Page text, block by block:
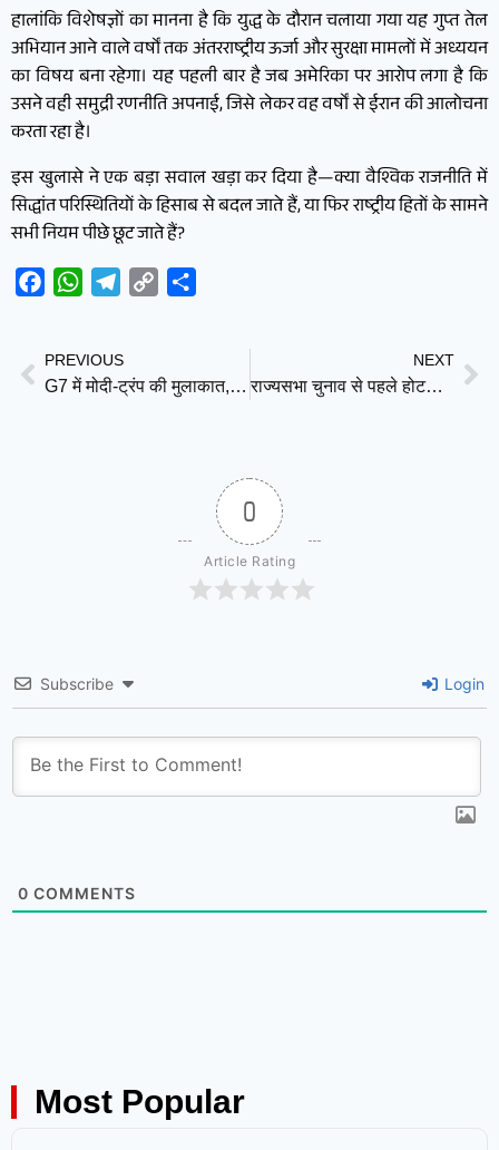
हालांकि विशेषज्ञों का मानना है कि युद्ध के दौरान चलाया गया यह गुप्त तेल
अभियान आने वाले वर्षों तक अंतरराष्ट्रीय ऊर्जा और सुरक्षा मामलों में अध्ययन
का विषय बना रहेगा। यह पहली बार है जब अमेरिका पर आरोप लगा है कि
उसने वही समुद्री रणनीति अपनाई, जिसे लेकर वह वर्षों से ईरान की आलोचना
करता रहा है।
इस खुलासे ने एक बड़ा सवाल खड़ा कर दिया है—क्या वैश्विक राजनीति में
सिद्धांत परिस्थितियों के हिसाब से बदल जाते हैं, या फिर राष्ट्रीय हितों के सामने
सभी नियम पीछे छूट जाते हैं?
FacebookWhatsAppTelegram
Copy
PREVIOUS
G7 में मोदी-ट्रंप की मुलाकात, डेढ़ साल बाद आमने-सामने आए दोनों नेता
NEXT
राज्यसभा चुनाव से पहले होटल में शिफ्ट हुए NDA विधायक, विपक्ष बोला—अपने ही विधायकों पर भरोसा नहीं
0
Article Rating
Subscribe Login
0 COMMENTS
Most Popular